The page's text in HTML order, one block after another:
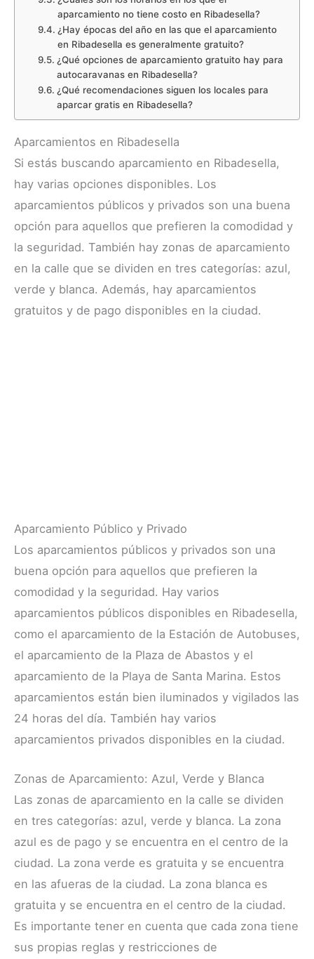
aparcamiento no tiene costo en Ribadesella?
¿Hay épocas del año en las que el aparcamiento
en Ribadesella es generalmente gratuito?
¿Qué opciones de aparcamiento gratuito hay para
autocaravanas en Ribadesella?
¿Qué recomendaciones siguen los locales para
aparcar gratis en Ribadesella?
Aparcamientos en Ribadesella
Si estás buscando aparcamiento en Ribadesella,
hay varias opciones disponibles. Los
aparcamientos públicos y privados son una buena
opción para aquellos que prefieren la comodidad y
la seguridad. También hay zonas de aparcamiento
en la calle que se dividen en tres categorías: azul,
verde y blanca. Además, hay aparcamientos
gratuitos y de pago disponibles en la ciudad.
Aparcamiento Público y Privado
Los aparcamientos públicos y privados son una
buena opción para aquellos que prefieren la
comodidad y la seguridad. Hay varios
aparcamientos públicos disponibles en Ribadesella,
como el aparcamiento de la Estación de Autobuses,
el aparcamiento de la Plaza de Abastos y el
aparcamiento de la Playa de Santa Marina. Estos
aparcamientos están bien iluminados y vigilados las
24 horas del día. También hay varios
aparcamientos privados disponibles en la ciudad.
Zonas de Aparcamiento: Azul, Verde y Blanca
Las zonas de aparcamiento en la calle se dividen
en tres categorías: azul, verde y blanca. La zona
azul es de pago y se encuentra en el centro de la
ciudad. La zona verde es gratuita y se encuentra
en las afueras de la ciudad. La zona blanca es
gratuita y se encuentra en el centro de la ciudad.
Es importante tener en cuenta que cada zona tiene
sus propias reglas y restricciones de